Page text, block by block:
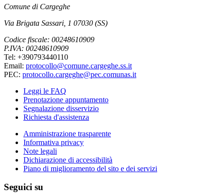
Comune di Cargeghe
Via Brigata Sassari, 1 07030 (SS)
Codice fiscale: 00248610909
P.IVA: 00248610909
Tel: +390793440110
Email: protocollo@comune.cargeghe.ss.it
PEC: protocollo.cargeghe@pec.comunas.it
Leggi le FAQ
Prenotazione appuntamento
Segnalazione disservizio
Richiesta d'assistenza
Amministrazione trasparente
Informativa privacy
Note legali
Dichiarazione di accessibilità
Piano di miglioramento del sito e dei servizi
Seguici su